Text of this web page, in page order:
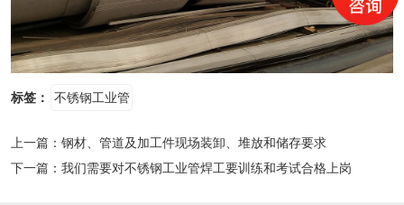
标签： 不锈钢工业管
上一篇： 钢材、管道及加工件现场装卸、堆放和储存要求
下一篇： 我们需要对不锈钢工业管焊工要训练和考试合格上岗